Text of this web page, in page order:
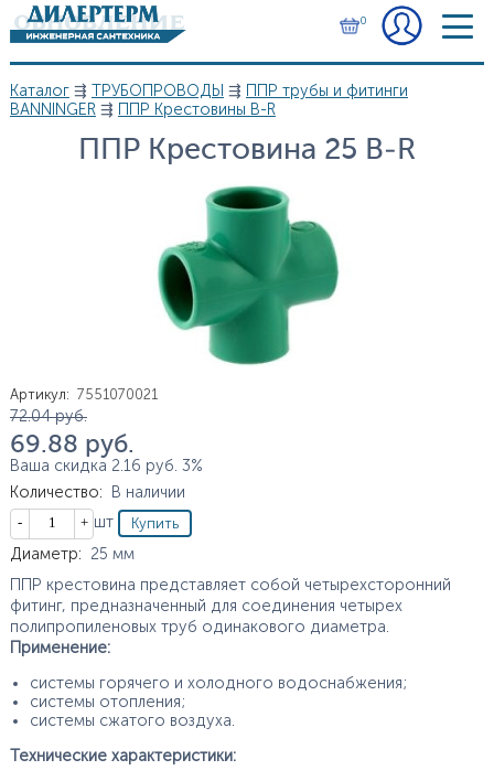
Перейти к основному содержанию
0
Вы здесь
Каталог⇶ ТРУБОПРОВОДЫ ⇶ ППР трубы и фитинги
BANNINGER⇶ ППР Крестовины B-R
ППР Крестовина 25 B-R
Артикул: 7551070021
Цена
72.04 руб.
69.88 руб.
Ваша скидка 2.16 руб. 3%
Количество:
В наличии
Кол-во
шт
Характеристики
Диаметр: 25 мм
ППР крестовина представляет собой четырехсторонний
фитинг, предназначенный для соединения четырех
полипропиленовых труб одинакового диаметра.
Применение:
системы горячего и холодного водоснабжения;
системы отопления;
системы сжатого воздуха.
Технические характеристики: